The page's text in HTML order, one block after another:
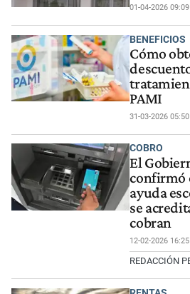
01-04-2026 09:09
BENEFICIOS
Cómo
PAMI
31-03-2026 05:50
COBRO
El
confirmó
ayuda
se
cobran
12-02-2026 16:25
REDACCIÓN